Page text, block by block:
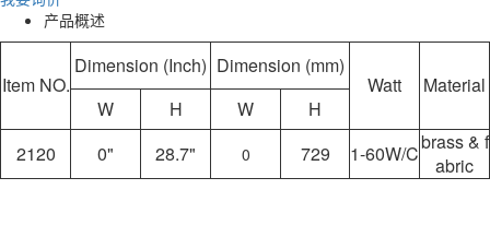
产品概述
Item NO.
Dimension (Inch) Dimension (mm)
Watt
Material
W
H W
H
2120
0" 28.7" 0 729 1-60W/Cbrass & f
abric